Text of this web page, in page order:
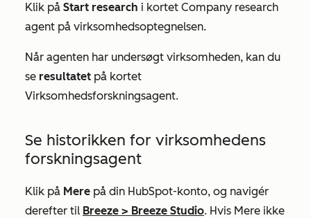
Klik på Start research i kortet Company research
agent på virksomhedsoptegnelsen.
Når agenten har undersøgt virksomheden, kan du
se resultatet på kortet
Virksomhedsforskningsagent.
Se historikken for virksomhedens
forskningsagent
Klik på Mere på din HubSpot-konto, og navigér
derefter til Breeze > Breeze Studio. Hvis Mere ikke